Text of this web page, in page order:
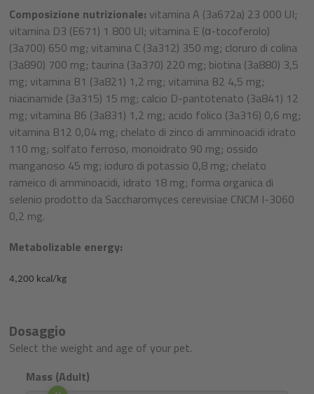
Composizione nutrizionale: vitamina A (3a672a) 23 000 UI;
vitamina D3 (E671) 1 800 UI; vitamina E (α-tocoferolo)
(3a700) 650 mg; vitamina C (3a312) 350 mg; cloruro di colina
(3a890) 700 mg; taurina (3a370) 220 mg; biotina (3a880) 3,5
mg; vitamina B1 (3a821) 1,2 mg; vitamina B2 4,5 mg;
niacinamide (3a315) 15 mg; calcio D-pantotenato (3a841) 12
mg; vitamina B6 (3a831) 1,2 mg; acido folico (3a316) 0,6 mg;
vitamina B12 0,04 mg; chelato di zinco di amminoacidi idrato
110 mg; solfato ferroso, monoidrato 90 mg; ossido
manganoso 45 mg; ioduro di potassio 0,8 mg; chelato
rameico di amminoacidi, idrato 18 mg; forma organica di
selenio prodotto da Saccharomyces cerevisiae CNCM I-3060
0,2 mg.
Metabolizable energy:
4,200 kcal/kg
Dosaggio
Select the weight and age of your pet.
Mass (Adult)